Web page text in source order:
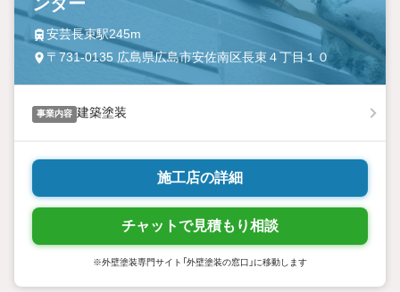
安芸長束駅245m
〒731-0135 広島県広島市安佐南区長束４丁目１０
事業内容 建築塗装
施工店の詳細
チャットで見積もり相談
※外壁塗装専門サイト「外壁塗装の窓口」に移動します